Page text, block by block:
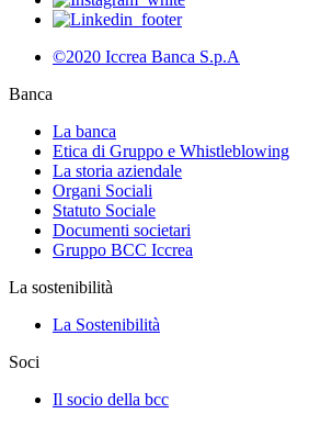
©2020 Iccrea Banca S.p.A
Banca
La banca
Etica di Gruppo e Whistleblowing
La storia aziendale
Organi Sociali
Statuto Sociale
Documenti societari
Gruppo BCC Iccrea
La sostenibilità
La Sostenibilità
Soci
Il socio della bcc